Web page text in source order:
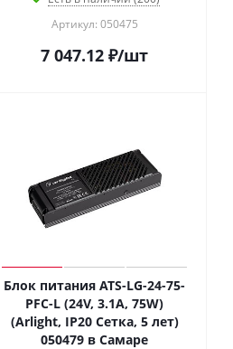
Артикул: 050475
7 047.12 ₽/шт
Блок питания ATS-LG-24-75-
PFC-L (24V, 3.1A, 75W)
(Arlight, IP20 Сетка, 5 лет)
050479 в Самаре